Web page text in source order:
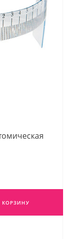
КОРЗИНУ